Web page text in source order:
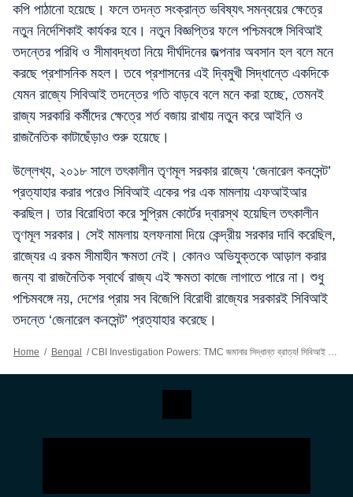
কপি পাঠানো হয়েছে। ফলে তদন্ত সংক্রান্ত ভবিষ্যৎ সমন্বয়ের ক্ষেত্রে
নতুন নির্দেশিকাই কার্যকর হবে। নতুন বিজ্ঞপ্তির ফলে পশ্চিমবঙ্গে সিবিআই
তদন্তের পরিধি ও সীমাবদ্ধতা নিয়ে দীর্ঘদিনের জল্পনার অবসান হল বলে মনে
করছে প্রশাসনিক মহল। তবে প্রশাসনের এই দ্বিমুখী সিদ্ধান্তে একদিকে
যেমন রাজ্যে সিবিআই তদন্তের গতি বাড়বে বলে মনে করা হচ্ছে, তেমনই
রাজ্য সরকারি কর্মীদের ক্ষেত্রে শর্ত বজায় রাখায় নতুন করে আইনি ও
রাজনৈতিক কাটাছেঁড়াও শুরু হয়েছে।
উল্লেখ্য, ২০১৮ সালে তৎকালীন তৃণমূল সরকার রাজ্যে ‘জেনারেল কনসেন্ট’
প্রত্যাহার করার পরেও সিবিআই একের পর এক মামলায় এফআইআর
করছিল। তার বিরোধিতা করে সুপ্রিম কোর্টের দ্বারস্থ হয়েছিল তৎকালীন
তৃণমূল সরকার। সেই মামলায় হলফনামা দিয়ে কেন্দ্রীয় সরকার দাবি করেছিল,
রাজ্যের এ রকম সীমাহীন ক্ষমতা নেই। কোনও অভিযুক্তকে আড়াল করার
জন্য বা রাজনৈতিক স্বার্থে রাজ্য এই ক্ষমতা কাজে লাগাতে পারে না। শুধু
পশ্চিমবঙ্গে নয়, দেশের প্রায় সব বিজেপি বিরোধী রাজ্যের সরকারই সিবিআই
তদন্তে ‘জেনারেল কনসেন্ট’ প্রত্যাহার করেছে।
Home / Bengal / CBI Investigation Powers: TMC জমানার সিদ্ধান্ত ব্রাত্য! সিবিআই তদন্তে শর্তসাপেক্ষে ছাড়পত্র দিল রাজ্য সরকার